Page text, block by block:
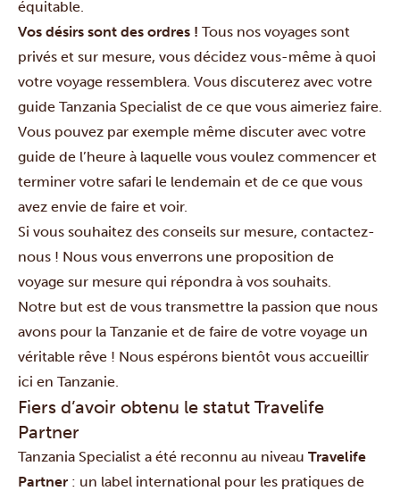
équitable.
Vos désirs sont des ordres ! Tous nos voyages sont
privés et sur mesure, vous décidez vous-même à quoi
votre voyage ressemblera. Vous discuterez avec votre
guide Tanzania Specialist de ce que vous aimeriez faire.
Vous pouvez par exemple même discuter avec votre
guide de l’heure à laquelle vous voulez commencer et
terminer votre safari le lendemain et de ce que vous
avez envie de faire et voir.
Si vous souhaitez des conseils sur mesure, contactez-
nous ! Nous vous enverrons une proposition de
voyage sur mesure qui répondra à vos souhaits.
Notre but est de vous transmettre la passion que nous
avons pour la Tanzanie et de faire de votre voyage un
véritable rêve ! Nous espérons bientôt vous accueillir
ici en Tanzanie.
Fiers d’avoir obtenu le statut Travelife
Partner
Tanzania Specialist a été reconnu au niveau Travelife
Partner : un label international pour les pratiques de